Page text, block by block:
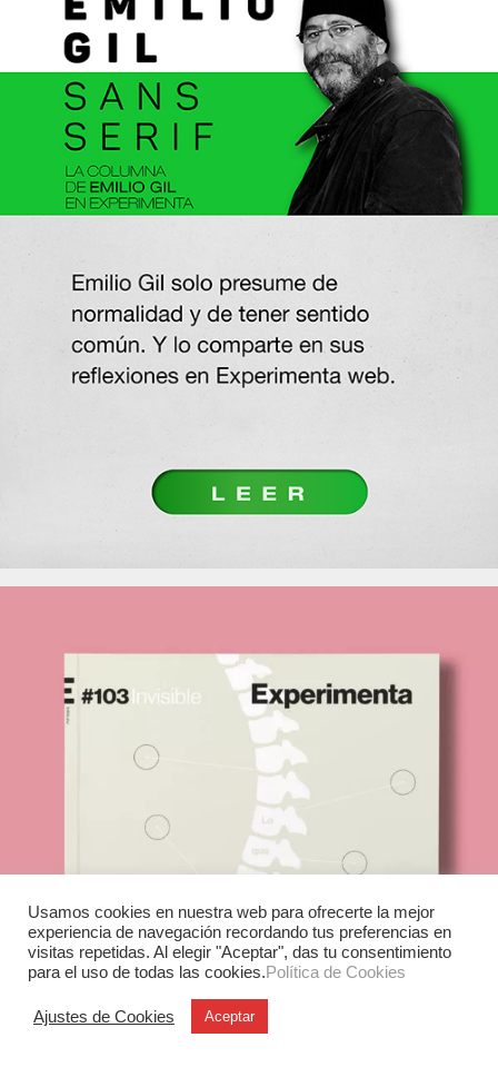
Usamos cookies en nuestra web para ofrecerte la mejor
experiencia de navegación recordando tus preferencias en
visitas repetidas. Al elegir "Aceptar", das tu consentimiento
para el uso de todas las cookies.Política de Cookies
Ajustes de Cookies Aceptar